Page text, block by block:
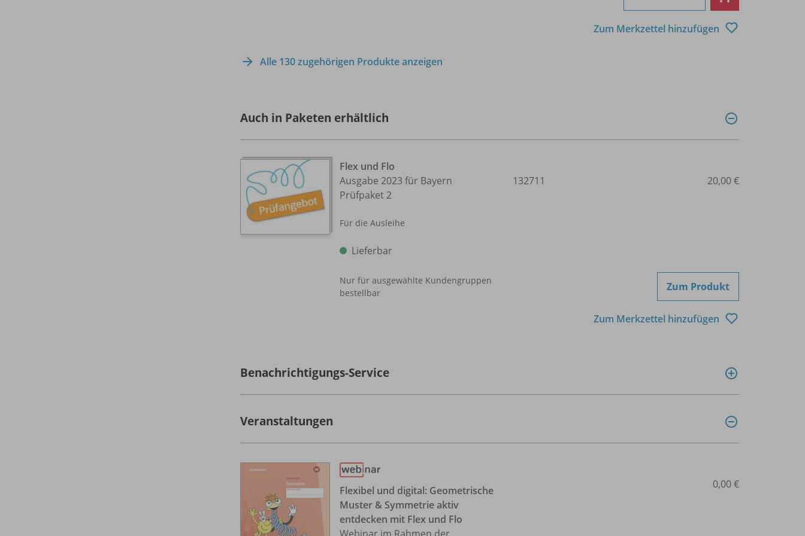
Zum Merkzettel hinzufügen
Alle 130 zugehörigen Produkte anzeigen
Auch in Paketen erhältlich
Flex und Flo
Ausgabe 2023 für Bayern
Prüfpaket 2
Für die Ausleihe
Lieferbar
Nur für ausgewählte Kundengruppen
bestellbar
132711 20,00 €
Zum Produkt
Zum Merkzettel hinzufügen
Benachrichtigungs-Service
Veranstaltungen
Flexibel und digital: Geometrische
Muster & Symmetrie aktiv
entdecken mit Flex und Flo
Webinar im Rahmen der
0,00 €